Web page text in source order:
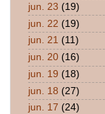
jun. 23 (19)
jun. 22 (19)
jun. 21 (11)
jun. 20 (16)
jun. 19 (18)
jun. 18 (27)
jun. 17 (24)